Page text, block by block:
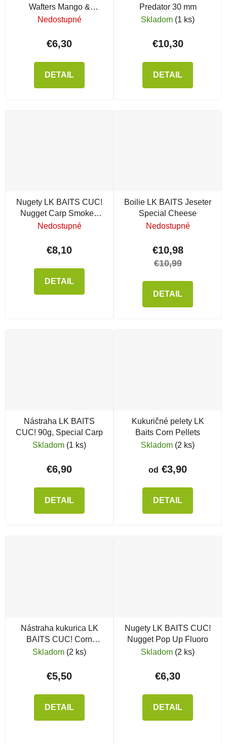
Wafters Mango &
Pepermint
Nedostupné
€6,30
DETAIL
Predator 30 mm
Skladom (1 ks)
€10,30
DETAIL
Nugety LK BAITS CUC!
Nugget Carp Smoked
Liver
Nedostupné
€8,10
DETAIL
Boilie LK BAITS Jeseter
Special Cheese
Nedostupné
€10,98
€10,99
DETAIL
Nástraha LK BAITS
CUC! 90g, Special Carp
Skladom (1 ks)
€6,90
DETAIL
Kukuričné pelety LK
Baits Corn Pellets
Skladom (2 ks)
od €3,90
DETAIL
Nástraha kukurica LK
BAITS CUC! Corn
Jahody
Skladom (2 ks)
€5,50
DETAIL
Nugety LK BAITS CUC!
Nugget Pop Up Fluoro
Skladom (2 ks)
€6,30
DETAIL